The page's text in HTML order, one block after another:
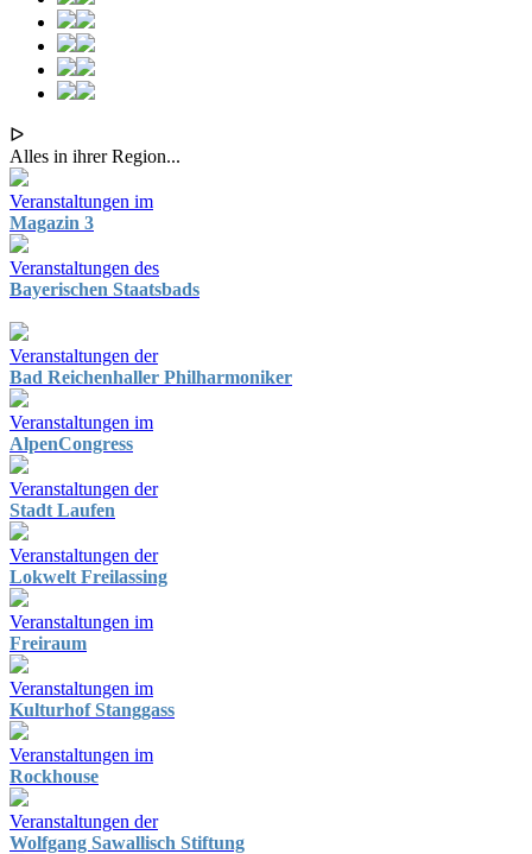
ᐅ
Alles in ihrer Region...
Veranstaltungen im
Magazin 3
Veranstaltungen des
Bayerischen Staatsbads
Veranstaltungen der
Bad Reichenhaller Philharmoniker
Veranstaltungen im
AlpenCongress
Veranstaltungen der
Stadt Laufen
Veranstaltungen der
Lokwelt Freilassing
Veranstaltungen im
Freiraum
Veranstaltungen im
Kulturhof Stanggass
Veranstaltungen im
Rockhouse
Veranstaltungen der
Wolfgang Sawallisch Stiftung